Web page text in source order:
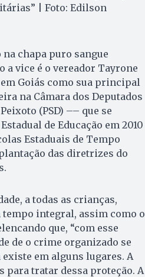
| Foto: Edilson
na chapa puro sangue
a vice é o vereador Tayrone
Goiás como sua principal
na Câmara dos Deputados
(PSD) –– que se
de Educação em 2010
Estaduais de Tempo
das diretrizes do
a todas as crianças,
tempo integral, assim como o
que, “com esse
de o crime organizado se
em alguns lugares. A
tratar dessa proteção. A